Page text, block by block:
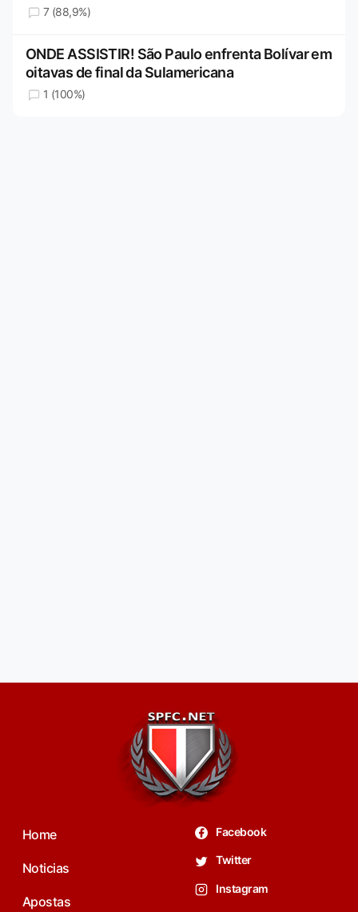
7 (88,9%)
ONDE ASSISTIR! São Paulo enfrenta Bolívar em
oitavas de final da Sulamericana
1 (100%)
Home
Noticias
Apostas
Facebook
Twitter
Instagram